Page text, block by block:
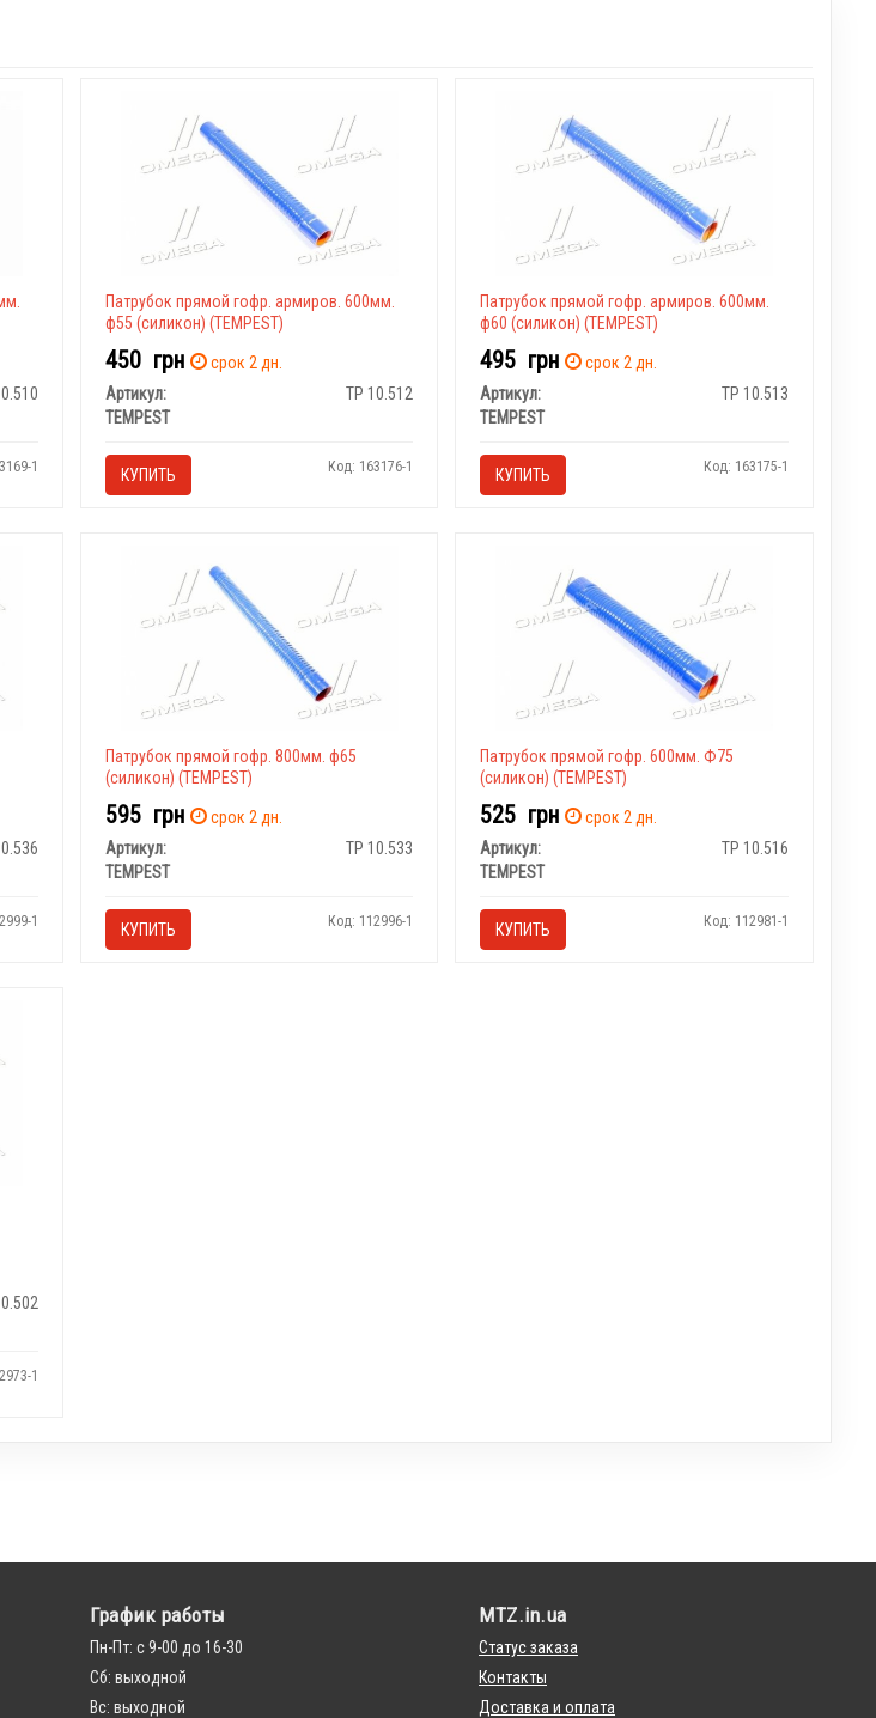
1
Патрубок прямой гофр. армиров. 600мм.
ф55 (силикон) (TEMPEST)
450 грн
срок 2 дн.
Артикул:
TP 10.512
TEMPEST
КУПИТЬ Код: 163176-1
Патрубок прямой гофр. армиров. 600мм.
ф60 (силикон) (TEMPEST)
495 грн
срок 2 дн.
Артикул:
TP 10.513
TEMPEST
КУПИТЬ Код: 163175-1
1
Патрубок прямой гофр. 800мм. ф65
(силикон) (TEMPEST)
595 грн
срок 2 дн.
Артикул:
TP 10.533
TEMPEST
КУПИТЬ Код: 112996-1
Патрубок прямой гофр. 600мм. Ф75
(силикон) (TEMPEST)
525 грн
срок 2 дн.
Артикул:
TP 10.516
TEMPEST
КУПИТЬ Код: 112981-1
1
График работы
Пн-Пт: с 9-00 до 16-30
Сб: выходной
Вс: выходной
MTZ.in.ua
Статус заказа
Контакты
Доставка и оплата